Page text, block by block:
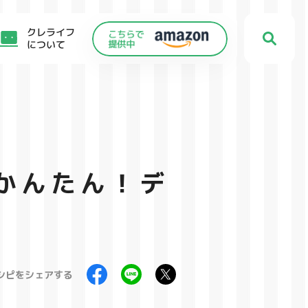
クレライフ
について
んたん！デ
ピをシェアする